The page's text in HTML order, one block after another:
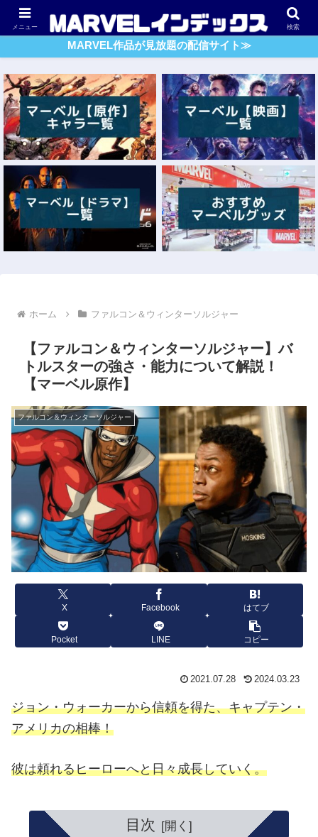
アベンジャーズ スパイダーマン ガーディアンズ・O・G
MARVEL作品が見放題の配信サイト≫
ホーム ファルコン＆ウィンターソルジャー
【ファルコン＆ウィンターソルジャー】バ
トルスターの強さ・能力について解説！
【マーベル原作】
ファルコン＆ウィンターソルジャー
X Facebook はてブ
Pocket LINE コピー
2021.07.28 2024.03.23
ジョン・ウォーカーから信頼を得た、キャプテン・
アメリカの相棒！
彼は頼れるヒーローへと日々成長していく。
目次
メニュー 検索